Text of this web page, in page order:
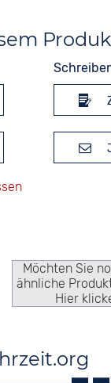
Möchten Sie
ähnliche
Hier